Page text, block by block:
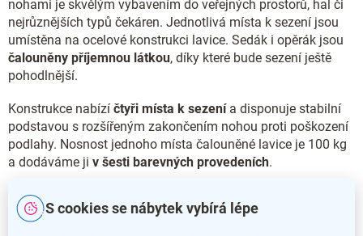
S cookies se nábytek vybírá lépe
nohami je skvělým vybavením do veřejných prostorů, hal či
nejrůznějších typů čekáren. Jednotlivá místa k sezení jsou
umístěna na ocelové konstrukci lavice. Sedák i opěrák jsou
čalouněny příjemnou látkou, díky které bude sezení ještě
pohodlnější.
Konstrukce nabízí čtyři místa k sezenía disponuje stabilní
podstavou s rozšířeným zakončením nohou proti poškození
podlahy. Nosnost jednoho místa čalouněné lavice je 100 kg
a dodáváme ji v šesti barevných provedeních.
Čalouněnou lavici SMART se dvěma místy k sezení
dodáváme takév provedení sčernými nohami